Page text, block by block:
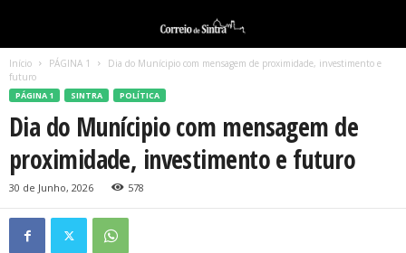
Início PÁGINA 1
Dia do Munícipio com mensagem de proximidade, investimento e
futuro
PÁGINA 1 SINTRA POLÍTICA
Dia do Munícipio com mensagem de
proximidade, investimento e futuro
30 de Junho, 2026 578